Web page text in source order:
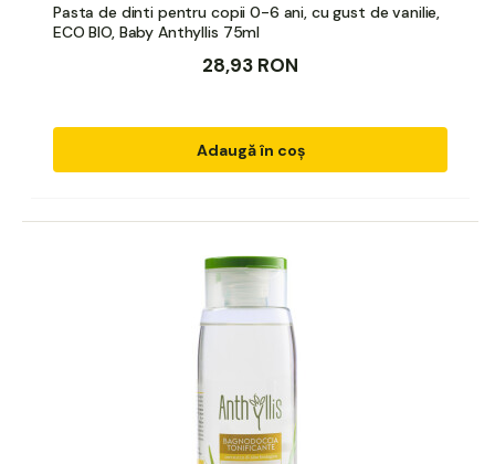
Pasta de dinti pentru copii 0-6 ani, cu gust de vanilie,
ECO BIO, Baby Anthyllis 75ml
28,93 RON
Adaugă în coș